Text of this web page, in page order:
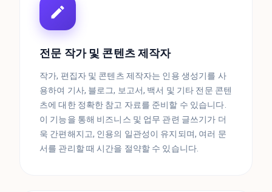
전문 작가 및 콘텐츠 제작자
작가, 편집자 및 콘텐츠 제작자는 인용 생성기를 사
용하여 기사, 블로그, 보고서, 백서 및 기타 전문 콘텐
츠에 대한 정확한 참고 자료를 준비할 수 있습니다.
이 기능을 통해 비즈니스 및 업무 관련 글쓰기가 더
욱 간편해지고, 인용의 일관성이 유지되며, 여러 문
서를 관리할 때 시간을 절약할 수 있습니다.